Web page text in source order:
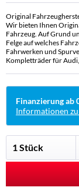
Original
Wir bieten Ihnen
Fahrzeug. Auf Grund
Felge auf welches
Fahrwerken und
Kompletträder für
Finanzierung ab
Informationen